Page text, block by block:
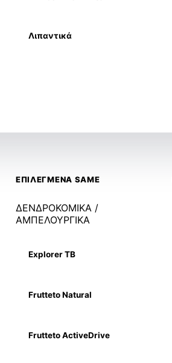
Λιπαντικά
ΕΠΙΛΕΓΜΕΝΑ SAME
ΔΕΝΔΡΟΚΟΜΙΚΑ /
ΑΜΠΕΛΟΥΡΓΙΚΑ
Explorer TB
Frutteto Natural
Frutteto ActiveDrive